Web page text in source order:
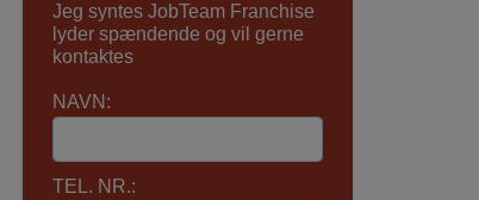
Jeg syntes JobTeam Franchise
lyder spændende og vil gerne
kontaktes
NAVN:
TEL. NR.: